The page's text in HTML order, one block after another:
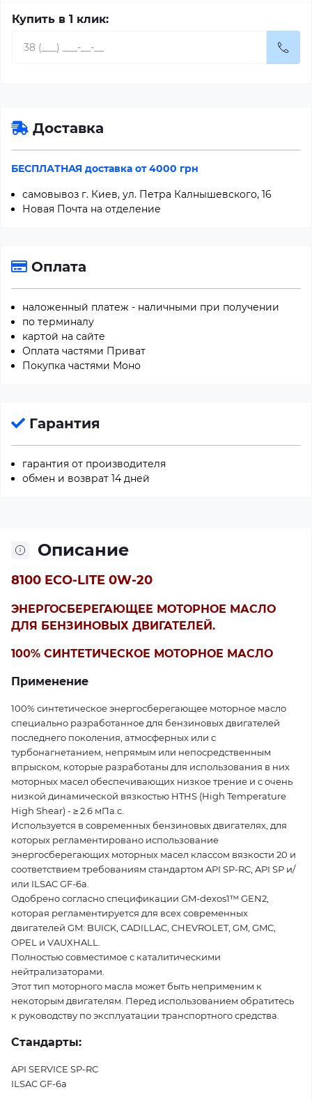
Купить в 1 клик:
Доставка
БЕСПЛАТНАЯ доставка от 4000 грн
самовывоз г. Киев, ул. Петра Калнышевского, 16
Новая Почта на отделение
Оплата
наложенный платеж - наличными при получении
по терминалу
картой на сайте
Оплата частями Приват
Покупка частями Моно
Гарантия
гарантия от производителя
обмен и возврат 14 дней
Описание
8100 ECO-LITE 0W-20
ЭНЕРГОСБЕРЕГАЮЩЕЕ МОТОРНОЕ МАСЛО
ДЛЯ БЕНЗИНОВЫХ ДВИГАТЕЛЕЙ.
100% СИНТЕТИЧЕСКОЕ МОТОРНОЕ МАСЛО
Применение
100% синтетическое энергосберегающее моторное масло
специально разработанное для бензиновых двигателей
последнего поколения, атмосферных или с
турбонагнетанием, непрямым или непосредственным
впрыском, которые разработаны для использования в них
моторных масел обеспечивающих низкое трение и с очень
низкой динамической вязкостью HTHS (High Temperature
High Shear) - ≥ 2.6 мПа.с.
Используется в современных бензиновых двигателях, для
которых регламентировано использование
энергосберегающих моторных масел классом вязкости 20 и
соответствием требованиям стандартом API SP-RC, API SP и/
или ILSAC GF-6a.
Одобрено согласно спецификации GM-dexos1™ GEN2,
которая регламентируется для всех современных
двигателей GM: BUICK, CADILLAC, CHEVROLET, GM, GMC,
OPEL и VAUXHALL.
Полностью совместимое с каталитическими
нейтрализаторами.
Этот тип моторного масла может быть неприменим к
некоторым двигателям. Перед использованием обратитесь
к руководству по эксплуатации транспортного средства.
Стандарты:
API SERVICE SP-RC
ILSAC GF-6a